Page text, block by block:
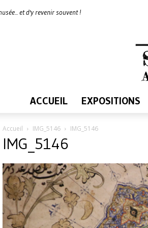
et d'y revenir souvent !
ACCUEIL EXPOSITIONS
Accueil IMG_5146 IMG_5146
IMG_5146